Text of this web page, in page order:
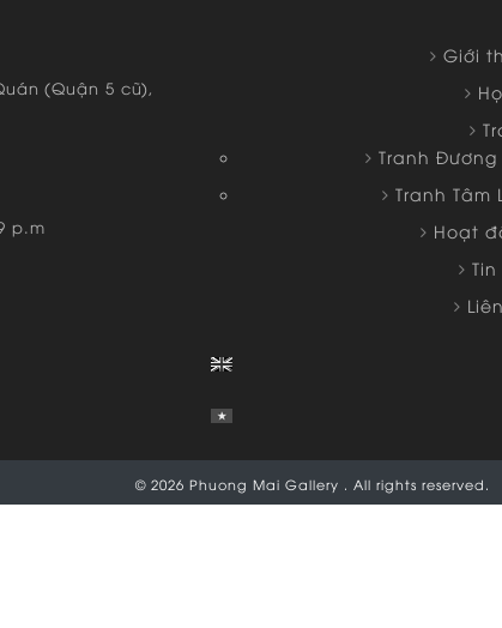
(Quận 5 cũ),
p.m
Giới
Tranh
Tranh Tâm
Hoạt
© 2026 Phuong Mai Gallery . All rights reserved.